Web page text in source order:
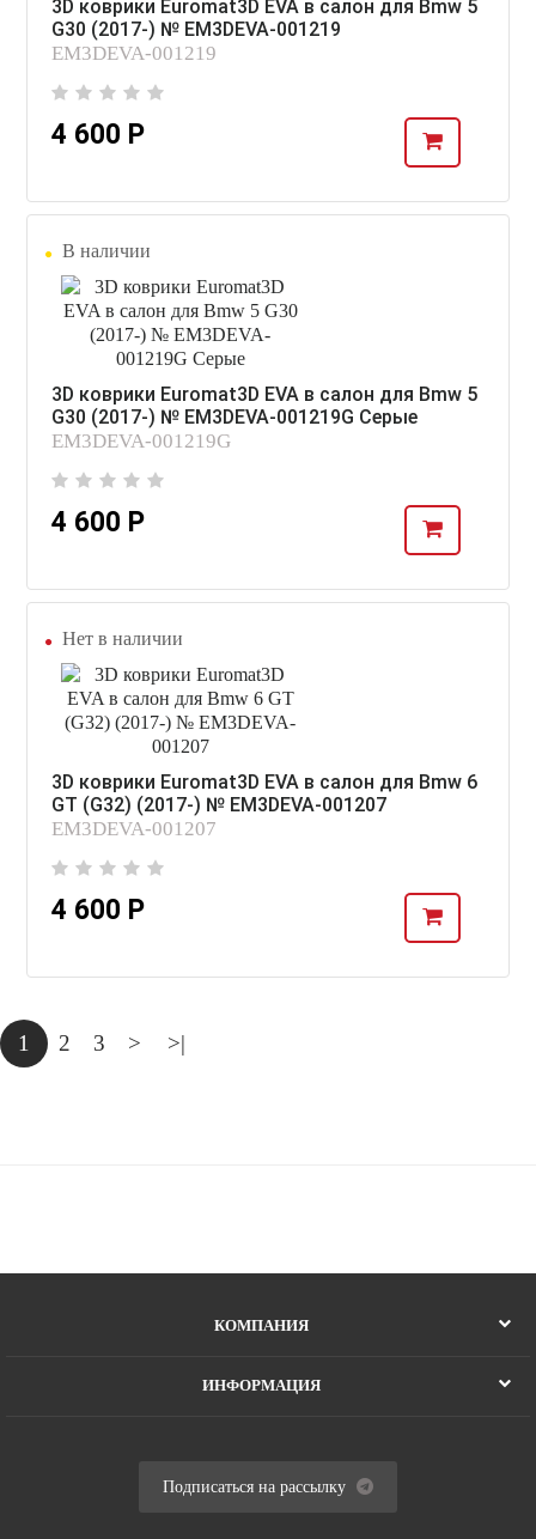
3D коврики Euromat3D EVA в салон для Bmw 5
G30 (2017-) № EM3DEVA-001219
EM3DEVA-001219
4 600 Р
В наличии
3D коврики Euromat3D EVA в салон для Bmw 5
G30 (2017-) № EM3DEVA-001219G Серые
EM3DEVA-001219G
4 600 Р
Нет в наличии
3D коврики Euromat3D EVA в салон для Bmw 6
GT (G32) (2017-) № EM3DEVA-001207
EM3DEVA-001207
4 600 Р
1 2 3 > >|
КОМПАНИЯ
ИНФОРМАЦИЯ
Подписаться на рассылку